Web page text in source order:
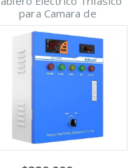
para Camara de